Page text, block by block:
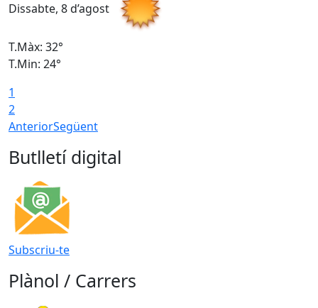
Dissabte, 8 d’agost
T.Màx: 32°
T.Min: 24°
1
2
AnteriorSegüent
Butlletí digital
Subscriu-te
Plànol / Carrers